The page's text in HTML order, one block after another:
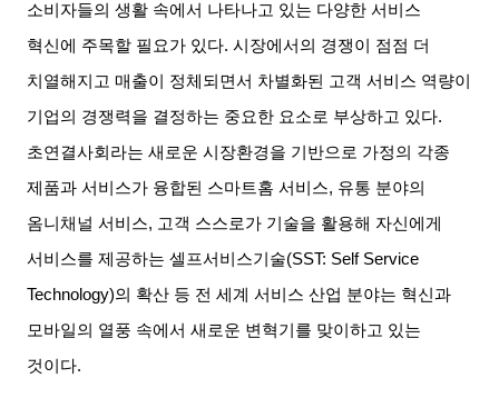
소비자들의 생활 속에서 나타나고 있는 다양한 서비스
혁신에 주목할 필요가 있다.시장에서의 경쟁이 점점 더
치열해지고 매출이 정체되면서 차별화된 고객 서비스 역량이
기업의 경쟁력을 결정하는 중요한 요소로 부상하고 있다.
초연결사회라는 새로운 시장환경을 기반으로 가정의 각종
제품과 서비스가 융합된 스마트홈 서비스, 유통 분야의
옴니채널 서비스, 고객 스스로가 기술을 활용해 자신에게
서비스를 제공하는 셀프서비스기술(SST: Self Service
Technology)의 확산 등 전 세계 서비스 산업 분야는 혁신과
모바일의 열풍 속에서 새로운 변혁기를 맞이하고 있는
것이다.